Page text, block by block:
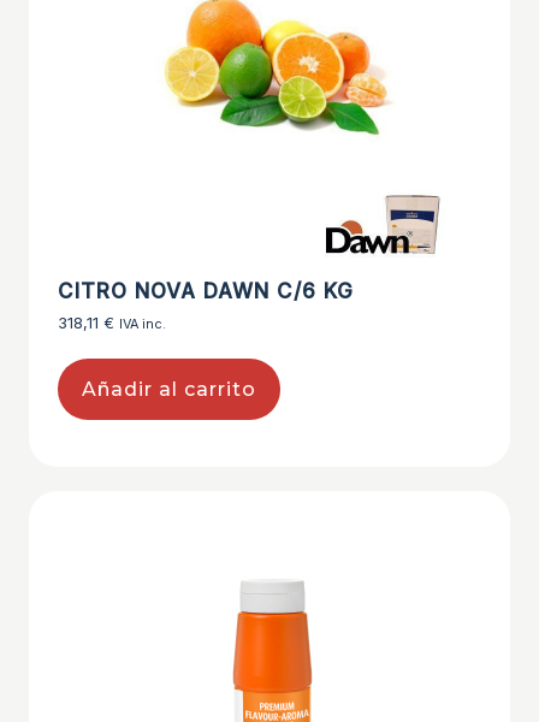
CITRO NOVA DAWN C/6 KG
318,11 € IVA inc.
Añadir al carrito